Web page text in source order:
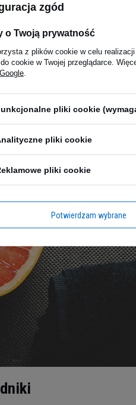
zgód
o Twoją prywatność
z plików cookie w celu realizacji
cookie w Twojej przeglądarce.
pliki cookie
pliki cookie
pliki cookie
Potwierdzam wybrane